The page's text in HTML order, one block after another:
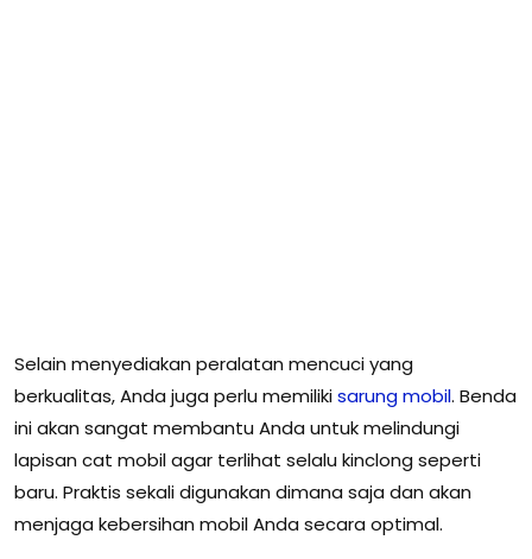
Selain menyediakan peralatan mencuci yang
berkualitas, Anda juga perlu memilikisarung mobil. Benda
ini akan sangat membantu Anda untuk melindungi
lapisan cat mobil agar terlihat selalu kinclong seperti
baru. Praktis sekali digunakan dimana saja dan akan
menjaga kebersihan mobil Anda secara optimal.